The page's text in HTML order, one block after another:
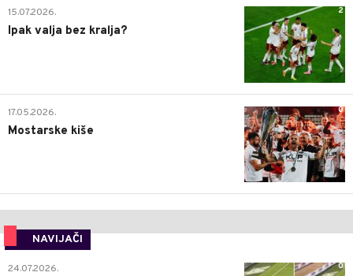
2
15.07.2026.
Ipak valja bez kralja?
0
17.05.2026.
Mostarske kiše
NAVIJAČI
0
24.07.2026.